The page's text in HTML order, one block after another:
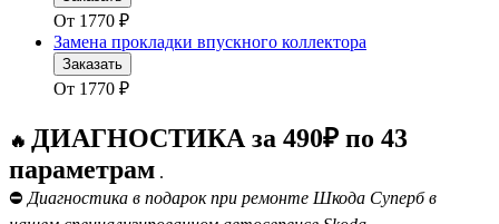
От 1770 ₽
Замена прокладки впускного коллектора
Заказать
От 1770 ₽
🔥 ДИАГНОСТИКА за 490₽ по 43
параметрам .
⛔ Диагностика в подарок при ремонте Шкода Суперб в